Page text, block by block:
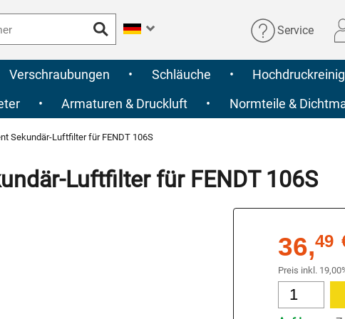
Service
Verschraubungen • Schläuche •
• Armaturen & Druckluft • Normteile &
Sekundär-Luftfilter für FENDT 106S
Luftfilter für FENDT 106S
36,49
Preis inkl.